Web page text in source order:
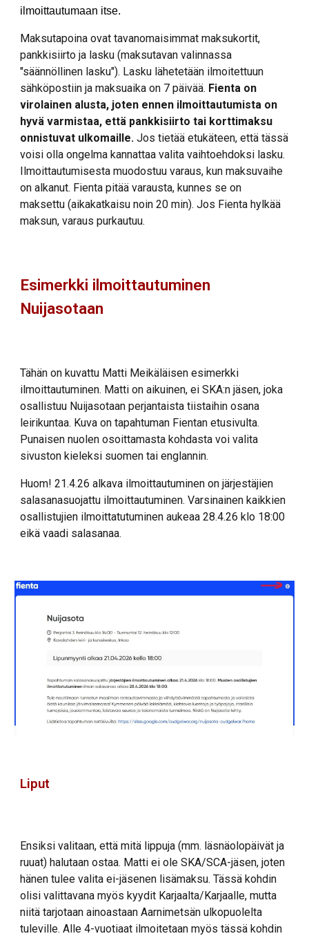
ilmoittautumaan itse.
Maksutapoina ovat tavanomaisimmat maksukortit,
pankkisiirto ja lasku (maksutavan valinnassa
"säännöllinen lasku"). Lasku lähetetään ilmoitettuun
sähköpostiin ja maksuaika on 7 päivää. Fienta on
virolainen alusta, joten ennen ilmoittautumista on
hyvä varmistaa, että pankkisiirto tai korttimaksu
onnistuvat ulkomaille. Jos tietää etukäteen, että tässä
voisi olla ongelma kannattaa valita vaihtoehdoksi lasku.
Ilmoittautumisesta muodostuu varaus, kun maksuvaihe
on alkanut. Fienta pitää varausta, kunnes se on
maksettu (aikakatkaisu noin 20 min). Jos Fienta hylkää
maksun, varaus purkautuu.
Esimerkki ilmoittautuminen
Nuijasotaan
Tähän on kuvattu Matti Meikäläisen esimerkki
ilmoittautuminen. Matti on aikuinen, ei SKA:n jäsen, joka
osallistuu Nuijasotaan perjantaista tiistaihin osana
leirikuntaa. Kuva on tapahtuman Fientan etusivulta.
Punaisen nuolen osoittamasta kohdasta voi valita
sivuston kieleksi suomen tai englannin.
Huom! 21.4.26 alkava ilmoittautuminen on järjestäjien
salasanasuojattu ilmoittautuminen. Varsinainen kaikkien
osallistujien ilmoittatutuminen aukeaa 28.4.26 klo 18:00
eikä vaadi salasanaa.
Liput
Ensiksi valitaan, että mitä lippuja (mm. läsnäolopäivät ja
ruuat) halutaan ostaa. Matti ei ole SKA/SCA-jäsen, joten
hänen tulee valita ei-jäsenen lisämaksu. Tässä kohdin
olisi valittavana myös kyydit Karjaalta/Karjaalle, mutta
niitä tarjotaan ainoastaan Aarnimetsän ulkopuolelta
tuleville. Alle 4-vuotiaat ilmoitetaan myös tässä kohdin